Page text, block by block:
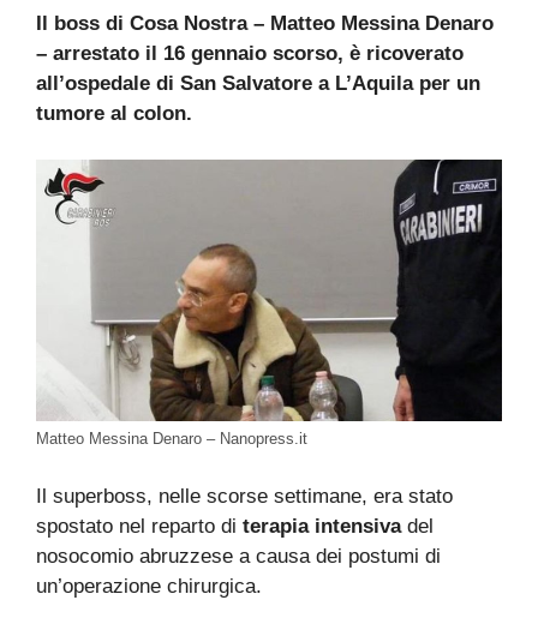
Il boss di Cosa Nostra – Matteo Messina Denaro
– arrestato il 16 gennaio scorso, è ricoverato
all’ospedale di San Salvatore a L’Aquila per un
tumore al colon.
Matteo Messina Denaro – Nanopress.it
Il superboss, nelle scorse settimane, era stato
spostato nel reparto di terapia intensivadel
nosocomio abruzzese a causa dei postumi di
un’operazione chirurgica.